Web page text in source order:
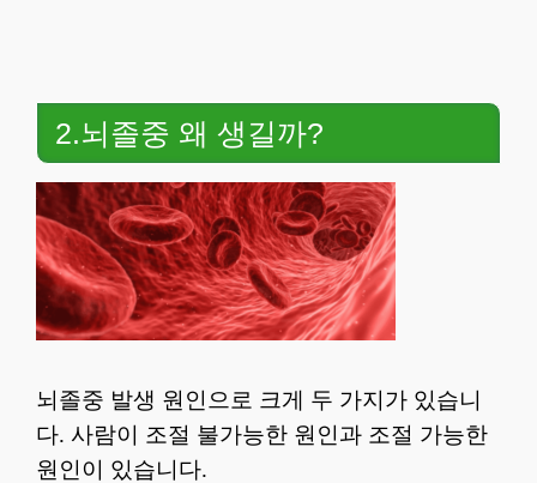
2.뇌졸중 왜 생길까?
뇌졸중 발생 원인으로 크게 두 가지가 있습니
다. 사람이 조절 불가능한 원인과 조절 가능한
원인이 있습니다.